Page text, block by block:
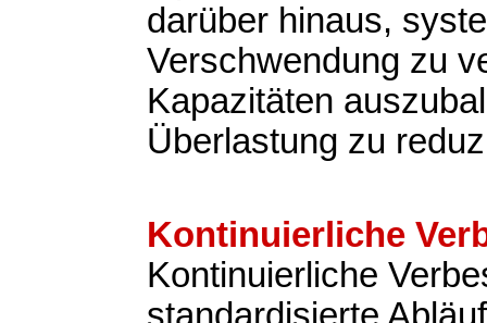
darüber hinaus,
Verschwendung zu
Kapazitäten
Überlastung zu
Kontinuierliche
Kontinuierliche